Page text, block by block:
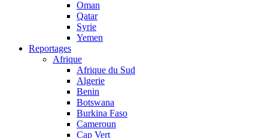
Oman
Qatar
Syrie
Yemen
Reportages
Afrique
Afrique du Sud
Algerie
Benin
Botswana
Burkina Faso
Cameroun
Cap Vert